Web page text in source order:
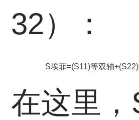
32）：
S埃菲=(S11)等双轴+(S22)
在这里，